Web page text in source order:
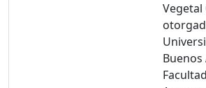
Vegetal
Buenos